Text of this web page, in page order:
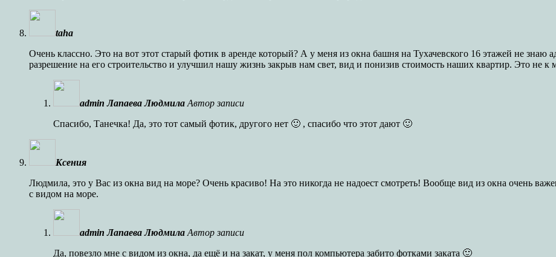
taha
Очень классно. Это на вот этот старый фотик в аренде который? А у меня из окна башня на Тухачевского 16 этажей не знаю
разрешение на его строительство и улучшил нашу жизнь закрыв нам свет, вид и понизив стоимость наших квартир. Это не к
admin Лапаева Людмила Автор записи
Спасибо, Танечка! Да, это тот самый фотик, другого нет 🙂 , спасибо что этот дают 🙂
Ксения
Людмила, это у Вас из окна вид на море? Очень красиво! На это никогда не надоест смотреть! Вообще вид из окна очень
с видом на море.
admin Лапаева Людмила Автор записи
Да, повезло мне с видом из окна, да ещё и на закат, у меня пол компьютера забито фотками заката 🙂